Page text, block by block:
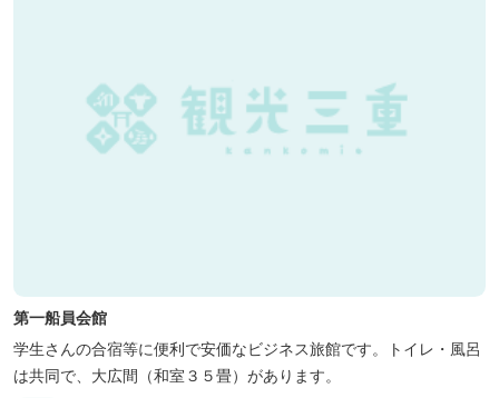
第一船員会館
学生さんの合宿等に便利で安価なビジネス旅館です。トイレ・風呂
は共同で、大広間（和室３５畳）があります。